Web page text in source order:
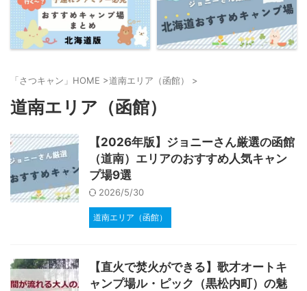
「さつキャン」HOME >道南エリア（函館） >
道南エリア（函館）
【2026年版】ジョニーさん厳選の函館
（道南）エリアのおすすめ人気キャン
プ場9選
2026/5/30
道南エリア（函館）
【直火で焚火ができる】歌才オートキ
ャンプ場ル・ピック（黒松内町）の魅